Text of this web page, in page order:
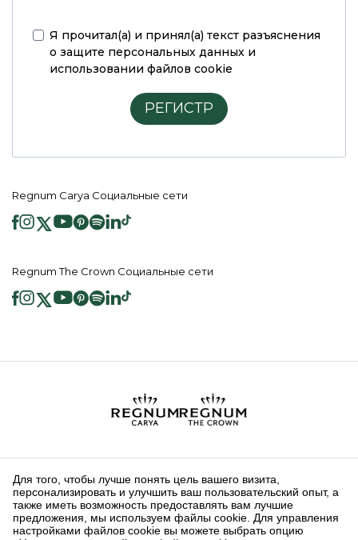
Я прочитал(а) и принял(а) текст разъяснения
о защите персональных данных и
использовании файлов cookie
РЕГИСТР
Regnum Carya Социальные сети
Regnum The Crown Социальные сети
2026 ® Regnum Hotels. Все права защищены.
Политика в отношении
файлов cookie
Главная
страница
Информационные
Общественные Услуги